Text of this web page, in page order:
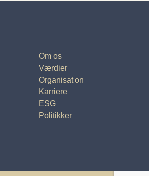
Om os
Værdier
Organisation
Karriere
ESG
Politikker